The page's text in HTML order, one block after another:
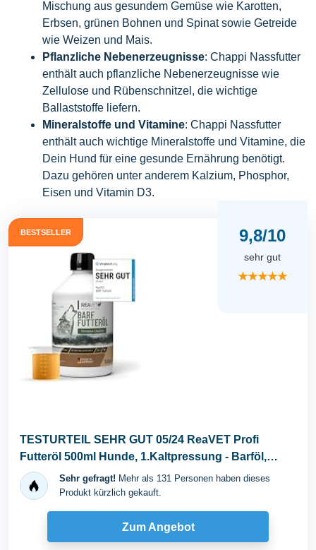
Mischung aus gesundem Gemüse wie Karotten,
Erbsen, grünen Bohnen und Spinat sowie Getreide
wie Weizen und Mais.
Pflanzliche Nebenerzeugnisse: Chappi Nassfutter
enthält auch pflanzliche Nebenerzeugnisse wie
Zellulose und Rübenschnitzel, die wichtige
Ballaststoffe liefern.
Mineralstoffe und Vitamine: Chappi Nassfutter
enthält auch wichtige Mineralstoffe und Vitamine, die
Dein Hund für eine gesunde Ernährung benötigt.
Dazu gehören unter anderem Kalzium, Phosphor,
Eisen und Vitamin D3.
BESTSELLER 9,8/10
sehr gut
★★★★★
TESTURTEIL SEHR GUT 05/24 ReaVET Profi
Futteröl 500ml Hunde, 1.Kaltpressung - Barföl,
Futteröl...Sehr gefragt! Mehr als 131 Personen haben dieses
Produkt kürzlich gekauft.
Zum Angebot